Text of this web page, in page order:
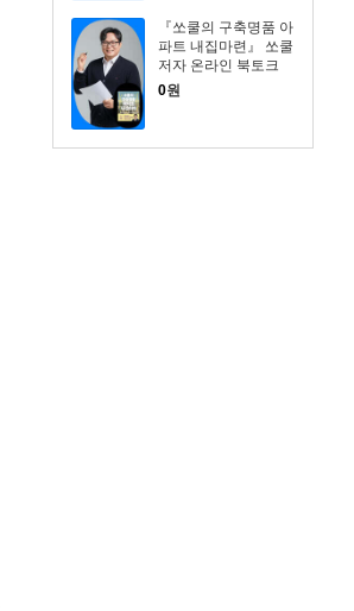
『쏘쿨의 구축명품 아
파트 내집마련』 쏘쿨
저자 온라인 북토크
0원